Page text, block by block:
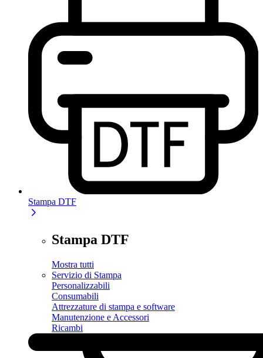
Stampa DTF
Stampa DTF
Mostra tutti
Servizio di Stampa
Personalizzabili
Consumabili
Attrezzature di stampa e software
Manutenzione e Accessori
Ricambi